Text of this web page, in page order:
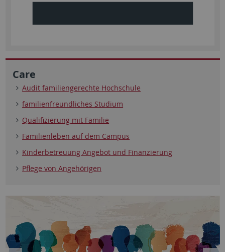
Care
Audit familiengerechte Hochschule
familienfreundliches Studium
Qualifizierung mit Familie
Familienleben auf dem Campus
Kinderbetreuung Angebot und Finanzierung
Pflege von Angehörigen